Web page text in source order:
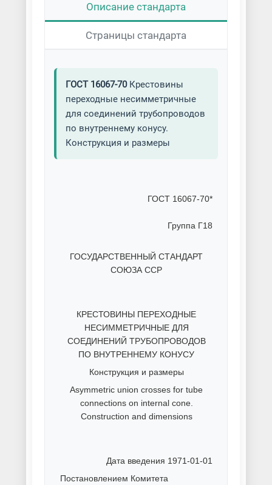
Описание стандарта
Страницы стандарта
ГОСТ 16067-70Крестовины
переходные несимметричные
для соединений трубопроводов
по внутреннему конусу.
Конструкция и размеры